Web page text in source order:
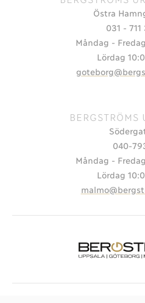
Östra
031 - 711
Måndag -
Lördag
BERGSTRÖMS
040-
Måndag -
Lördag